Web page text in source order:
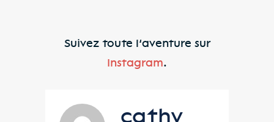
Suivez toute l’aventure sur
Instagram.
cathy